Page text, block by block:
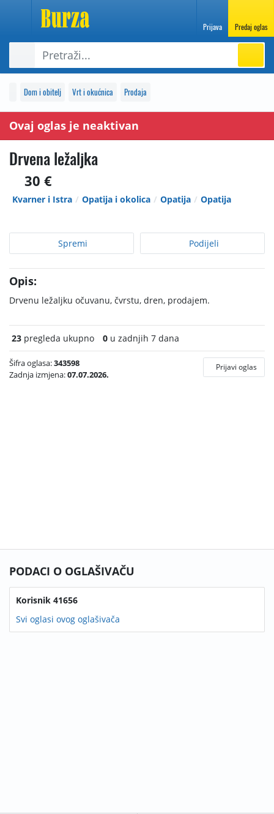
Prijava Predaj oglas
Dom i obitelj Vrt i okućnica Prodaja
Ovaj oglas je neaktivan
Drvena ležaljka
30 €
Kvarner i Istra Opatija i okolica Opatija Opatija
Spremi Podijeli
Opis:
Drvenu ležaljku očuvanu, čvrstu, dren, prodajem.
23 pregleda ukupno 0 u zadnjih 7 dana
Šifra oglasa:343598
Zadnja izmjena:07.07.2026.
Prijavi oglas
PODACI O OGLAŠIVAČU
Korisnik 41656
Svi oglasi ovog oglašivača